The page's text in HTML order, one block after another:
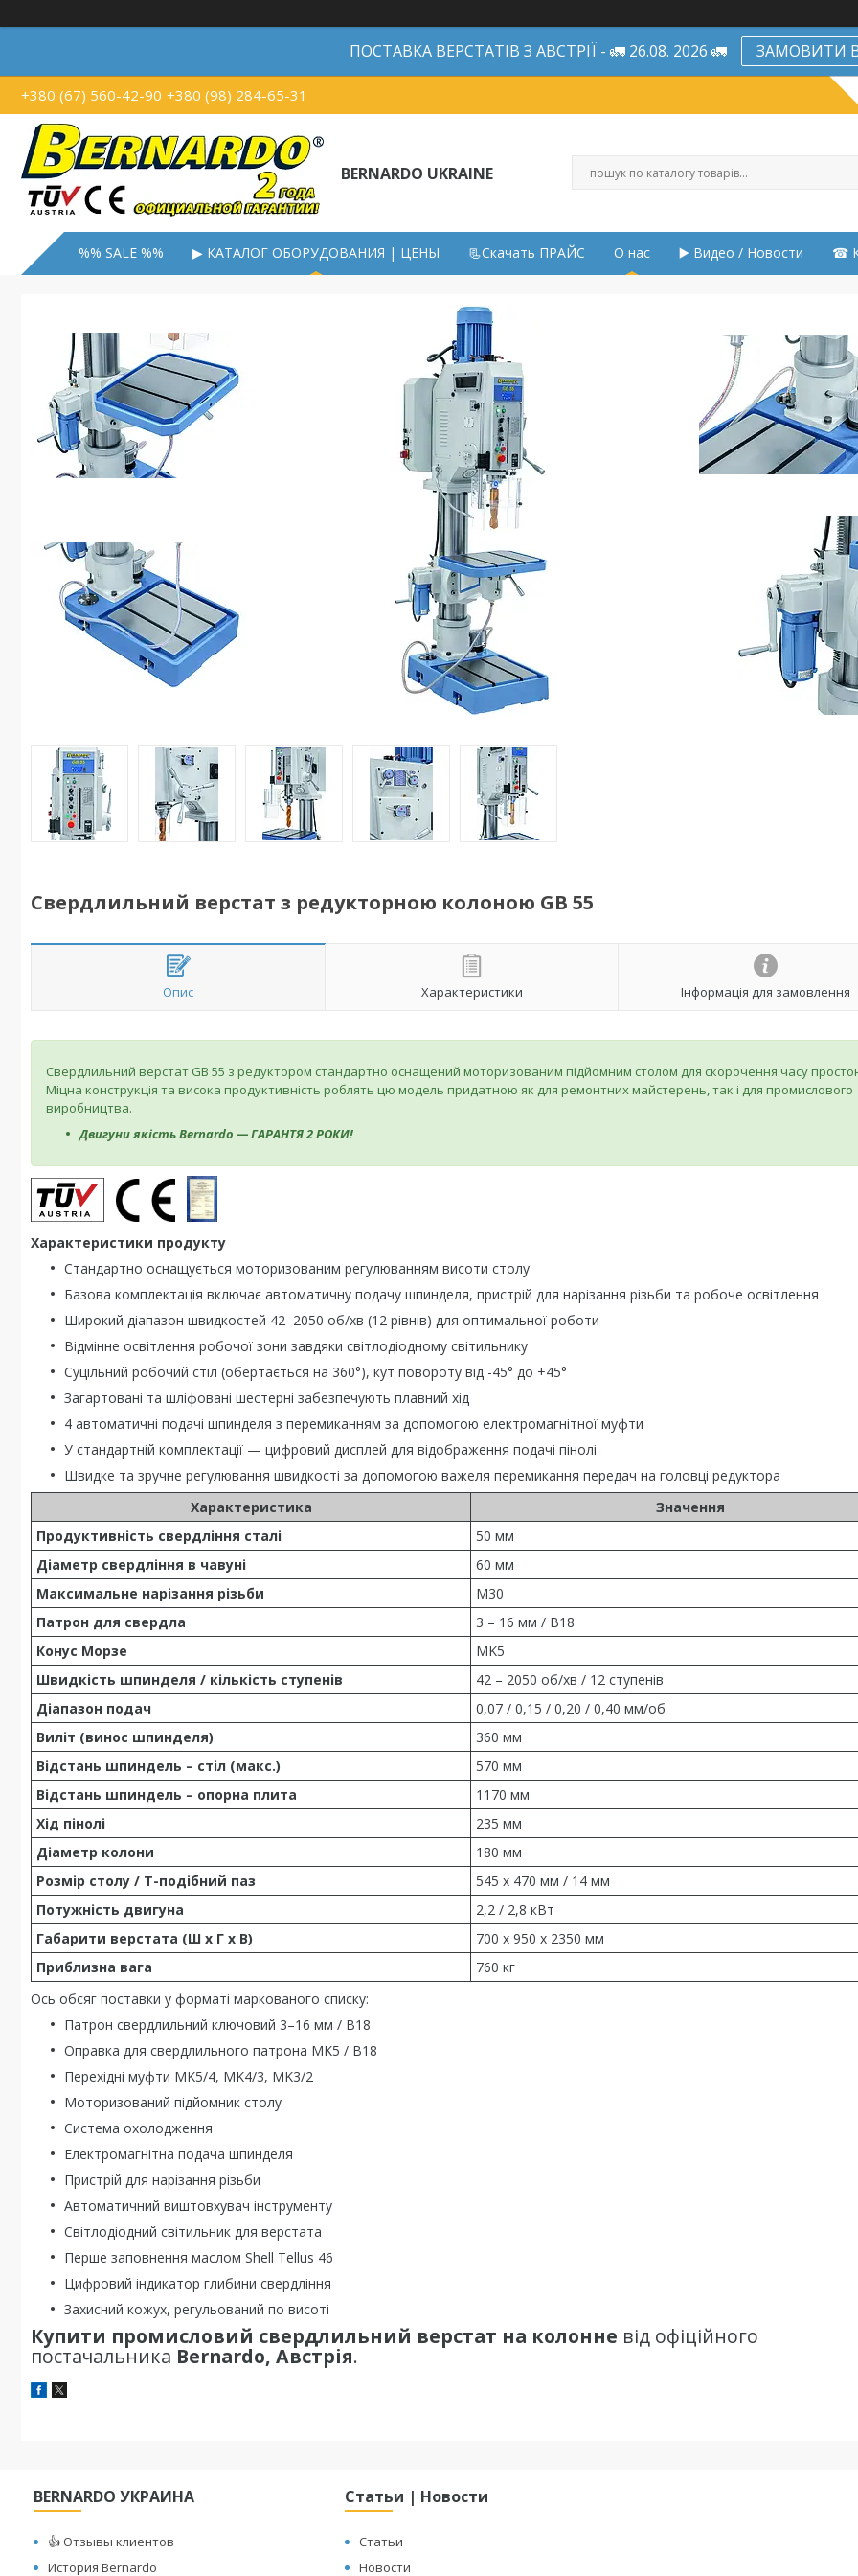
ПОСТАВКА ВЕРСТАТІВ З АВСТРІЇ - 🚛 26.08. 2026 🚛 ЗАМОВИТИ
+380 (67) 560-42-90 +380 (98) 284-65-31
BERNARDO UKRAINE
%% SALE %% ▶ КАТАЛОГ ОБОРУДОВАНИЯ | ЦЕНЫ 📃Скачать ПРАЙС О нас ▶️ Видео / Новости ☎
Свердлильний верстат з редукторною колоною GB 55
Опис Характеристики Інформація для замовлення
Свердлильний верстат GB 55 з редуктором стандартно оснащений моторизованим підйомним столом для скорочення часу
Міцна конструкція та висока продуктивність роблять цю модель придатною як для ремонтних майстерень, так і для промислового
виробництва.
Двигуни якість Bernardo — ГАРАНТЯ 2 РОКИ!
Характеристики продукту
Стандартно оснащується моторизованим регулюванням висоти столу
Базова комплектація включає автоматичну подачу шпинделя, пристрій для нарізання різьби та робоче освітлення
Широкий діапазон швидкостей 42–2050 об/хв (12 рівнів) для оптимальної роботи
Відмінне освітлення робочої зони завдяки світлодіодному світильнику
Суцільний робочий стіл (обертається на 360°), кут повороту від -45° до +45°
Загартовані та шліфовані шестерні забезпечують плавний хід
4 автоматичні подачі шпинделя з перемиканням за допомогою електромагнітної муфти
У стандартній комплектації — цифровий дисплей для відображення подачі пінолі
Швидке та зручне регулювання швидкості за допомогою важеля перемикання передач на головці редуктора
Характеристика
Значення
Продуктивність свердління сталі
50 мм
Діаметр свердління в чавуні
60 мм
Максимальне нарізання різьби
M30
Патрон для свердла
3 – 16 мм / B18
Конус Морзе
MK5
Швидкість шпинделя / кількість ступенів
42 – 2050 об/хв / 12 ступенів
Діапазон подач
0,07 / 0,15 / 0,20 / 0,40 мм/об
Виліт (винос шпинделя)
360 мм
Відстань шпиндель – стіл (макс.)
570 мм
Відстань шпиндель – опорна плита
1170 мм
Хід пінолі
235 мм
Діаметр колони
180 мм
Розмір столу / Т-подібний паз
545 x 470 мм / 14 мм
Потужність двигуна
2,2 / 2,8 кВт
Габарити верстата (Ш x Г x В)
700 x 950 x 2350 мм
Приблизна вага
760 кг
Ось обсяг поставки у форматі маркованого списку:
Патрон свердлильний ключовий 3–16 мм / B18
Оправка для свердлильного патрона MK5 / B18
Перехідні муфти MK5/4, MK4/3, MK3/2
Моторизований підйомник столу
Система охолодження
Електромагнітна подача шпинделя
Пристрій для нарізання різьби
Автоматичний виштовхувач інструменту
Світлодіодний світильник для верстата
Перше заповнення маслом Shell Tellus 46
Цифровий індикатор глибини свердління
Захисний кожух, регульований по висоті
Купити промисловий свердлильний верстат на колонне від офіційного
постачальника Bernardo, Австрія.
BERNARDO УКРАИНА
👍 Отзывы клиентов
История Bernardo
Статьи | Новости
Статьи
Новости